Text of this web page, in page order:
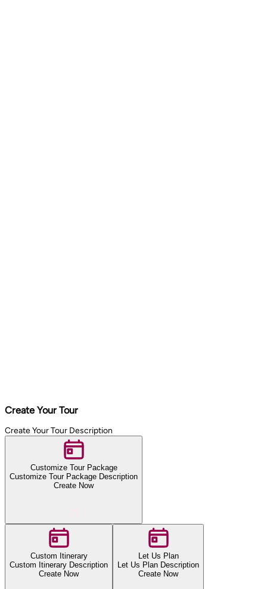
Create Your Tour
Create Your Tour Description
Customize Tour Package
Customize Tour Package Description
Create Now
Custom Itinerary
Custom Itinerary Description
Create Now
Let Us Plan
Let Us Plan Description
Create Now